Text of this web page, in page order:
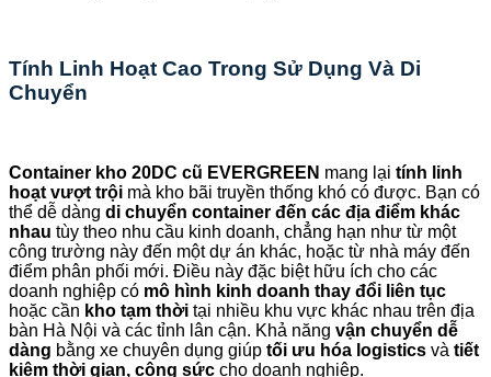
Tính Linh Hoạt Cao Trong Sử Dụng Và Di
Chuyển
Container kho 20DC cũ EVERGREEN mang lại tính linh
hoạt vượt trội mà kho bãi truyền thống khó có được. Bạn có
thể dễ dàng di chuyển container đến các địa điểm khác
nhau tùy theo nhu cầu kinh doanh, chẳng hạn như từ một
công trường này đến một dự án khác, hoặc từ nhà máy đến
điểm phân phối mới. Điều này đặc biệt hữu ích cho các
doanh nghiệp có mô hình kinh doanh thay đổi liên tục
hoặc cần kho tạm thời tại nhiều khu vực khác nhau trên địa
bàn Hà Nội và các tỉnh lân cận. Khả năng vận chuyển dễ
dàng bằng xe chuyên dụng giúp tối ưu hóa logistics và tiết
kiệm thời gian, công sức cho doanh nghiệp.